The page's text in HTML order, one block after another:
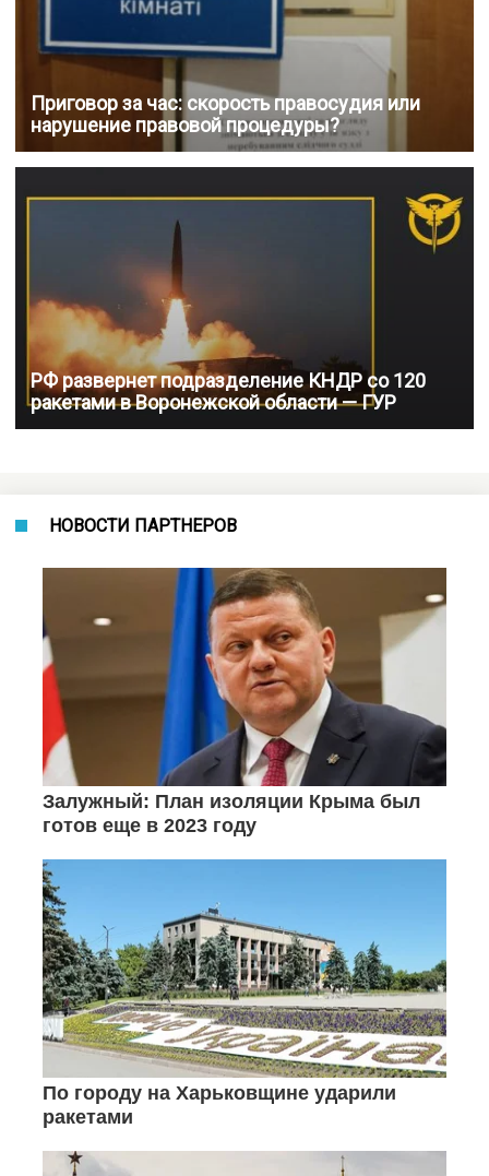
Приговор за час: скорость правосудия или
нарушение правовой процедуры?
РФ развернет подразделение КНДР со 120
ракетами в Воронежской области — ГУР
НОВОСТИ ПАРТНЕРОВ